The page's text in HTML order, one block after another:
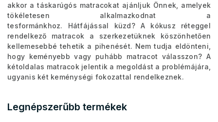
akkor a táskarúgós matracokat ajánljuk Önnek, amelyek
tökéletesen alkalmazkodnat a
tesformánkhoz. Hátfájással küzd? A kókusz réteggel
rendelkező matracok a szerkezetüknek köszönhetően
kellemesebbé tehetik a pihenését. Nem tudja eldönteni,
hogy keményebb vagy puhább matracot válasszon? A
kétoldalas matracok jelentik a megoldást a problémájára,
ugyanis két keménységi fokozattal rendelkeznek.
Legnépszerűbb termékek